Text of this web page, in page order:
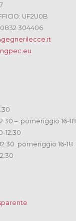
UF2U0B
0832 304406
– pomeriggio 16-18
12.30
pomeriggio 16-18